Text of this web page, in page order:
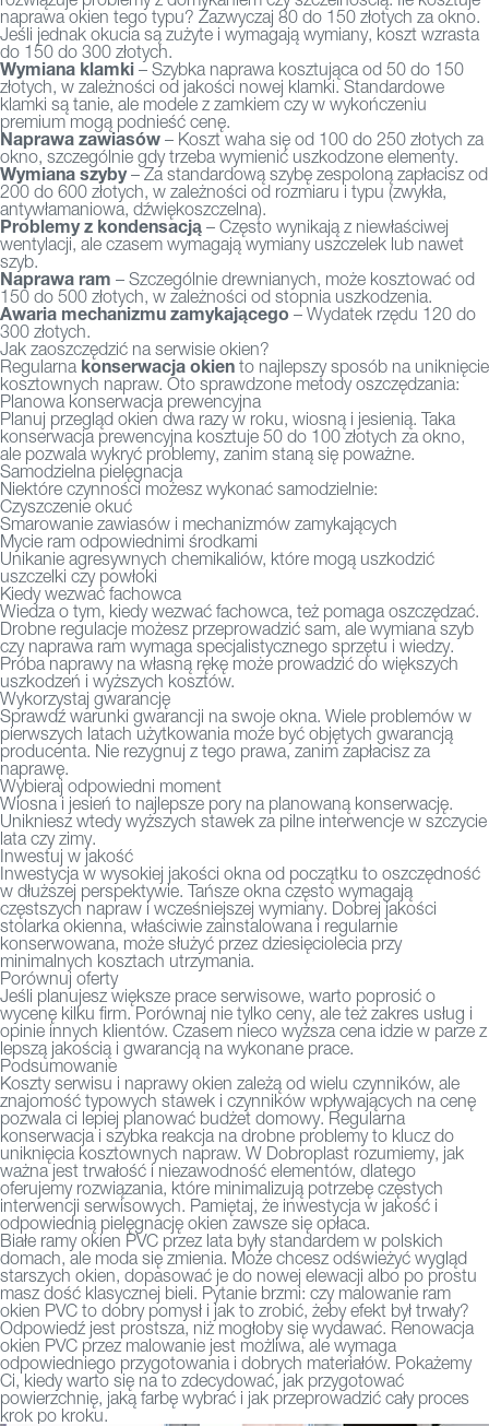
naprawa okien tego typu? Zazwyczaj 80 do 150 złotych za okno.
Jeśli jednak okucia są zużyte i wymagają wymiany, koszt wzrasta
do 150 do 300 złotych.
Wymiana klamki – Szybka naprawa kosztująca od 50 do 150
złotych, w zależności od jakości nowej klamki. Standardowe
klamki są tanie, ale modele z zamkiem czy w wykończeniu
premium mogą podnieść cenę.
Naprawa zawiasów – Koszt waha się od 100 do 250 złotych za
okno, szczególnie gdy trzeba wymienić uszkodzone elementy.
Wymiana szyby– Za standardową szybę zespoloną zapłacisz od
200 do 600 złotych, w zależności od rozmiaru i typu (zwykła,
antywłamaniowa, dźwiękoszczelna).
Problemy z kondensacją – Często wynikają z niewłaściwej
wentylacji, ale czasem wymagają wymiany uszczelek lub nawet
szyb.
Naprawa ram – Szczególnie drewnianych, może kosztować od
150 do 500 złotych, w zależności od stopnia uszkodzenia.
Awaria mechanizmu zamykającego – Wydatek rzędu 120 do
300 złotych.
Jak zaoszczędzić na serwisie okien?
Regularna konserwacja okien to najlepszy sposób na uniknięcie
kosztownych napraw. Oto sprawdzone metody oszczędzania:
Planowa konserwacja prewencyjna
Planuj przegląd okien dwa razy w roku, wiosną i jesienią. Taka
konserwacja prewencyjna kosztuje 50 do 100 złotych za okno,
ale pozwala wykryć problemy, zanim staną się poważne.
Samodzielna pielęgnacja
Niektóre czynności możesz wykonać samodzielnie:
Czyszczenie okuć
Smarowanie zawiasów i mechanizmów zamykających
Mycie ram odpowiednimi środkami
Unikanie agresywnych chemikaliów, które mogą uszkodzić
uszczelki czy powłoki
Kiedy wezwać fachowca
Wiedza o tym, kiedy wezwać fachowca, też pomaga oszczędzać.
Drobne regulacje możesz przeprowadzić sam, ale wymiana szyb
czy naprawa ram wymaga specjalistycznego sprzętu i wiedzy.
Próba naprawy na własną rękę może prowadzić do większych
uszkodzeń i wyższych kosztów.
Wykorzystaj gwarancję
Sprawdź warunki gwarancji na swoje okna. Wiele problemów w
pierwszych latach użytkowania może być objętych gwarancją
producenta. Nie rezygnuj z tego prawa, zanim zapłacisz za
naprawę.
Wybieraj odpowiedni moment
Wiosna i jesień to najlepsze pory na planowaną konserwację.
Unikniesz wtedy wyższych stawek za pilne interwencje w szczycie
lata czy zimy.
Inwestuj w jakość
Inwestycja w wysokiej jakości okna od początku to oszczędność
w dłuższej perspektywie. Tańsze okna często wymagają
częstszych napraw i wcześniejszej wymiany. Dobrej jakości
stolarka okienna, właściwie zainstalowana i regularnie
konserwowana, może służyć przez dziesięciolecia przy
minimalnych kosztach utrzymania.
Porównuj oferty
Jeśli planujesz większe prace serwisowe, warto poprosić o
wycenę kilku firm. Porównaj nie tylko ceny, ale też zakres usług i
opinie innych klientów. Czasem nieco wyższa cena idzie w parze z
lepszą jakością i gwarancją na wykonane prace.
Podsumowanie
Koszty serwisu i naprawy okien zależą od wielu czynników, ale
znajomość typowych stawek i czynników wpływających na cenę
pozwala ci lepiej planować budżet domowy. Regularna
konserwacja i szybka reakcja na drobne problemy to klucz do
uniknięcia kosztownych napraw. W Dobroplast rozumiemy, jak
ważna jest trwałość i niezawodność elementów, dlatego
oferujemy rozwiązania, które minimalizują potrzebę częstych
interwencji serwisowych. Pamiętaj, że inwestycja w jakość i
odpowiednią pielęgnację okien zawsze się opłaca.
Białe ramy okien PVC przez lata były standardem w polskich
domach, ale moda się zmienia. Może chcesz odświeżyć wygląd
starszych okien, dopasować je do nowej elewacji albo po prostu
masz dość klasycznej bieli. Pytanie brzmi: czy malowanie ram
okien PVC to dobry pomysł i jak to zrobić, żeby efekt był trwały?
Odpowiedź jest prostsza, niż mogłoby się wydawać. Renowacja
okien PVC przez malowanie jest możliwa, ale wymaga
odpowiedniego przygotowania i dobrych materiałów. Pokażemy
Ci, kiedy warto się na to zdecydować, jak przygotować
powierzchnię, jaką farbę wybrać i jak przeprowadzić cały proces
krok po kroku.